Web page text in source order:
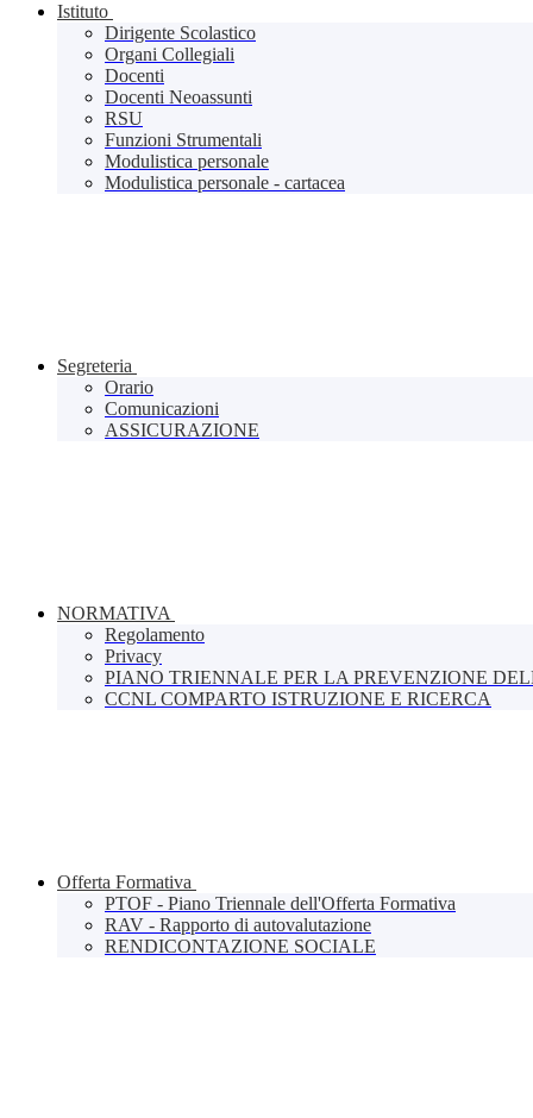
Istituto
Dirigente Scolastico
Organi Collegiali
Docenti
Docenti Neoassunti
RSU
Funzioni Strumentali
Modulistica personale
Modulistica personale - cartacea
Segreteria
Orario
Comunicazioni
ASSICURAZIONE
NORMATIVA
Regolamento
Privacy
PIANO TRIENNALE PER LA PREVENZIONE
CCNL COMPARTO ISTRUZIONE E RICERCA
Offerta Formativa
PTOF - Piano Triennale dell'Offerta Formativa
RAV - Rapporto di autovalutazione
RENDICONTAZIONE SOCIALE